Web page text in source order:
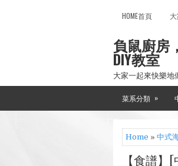
HOME首頁
負鼠廚房
DIY教室
大家一起來快樂地
菜系分類 »
Home » 中式
【食譜